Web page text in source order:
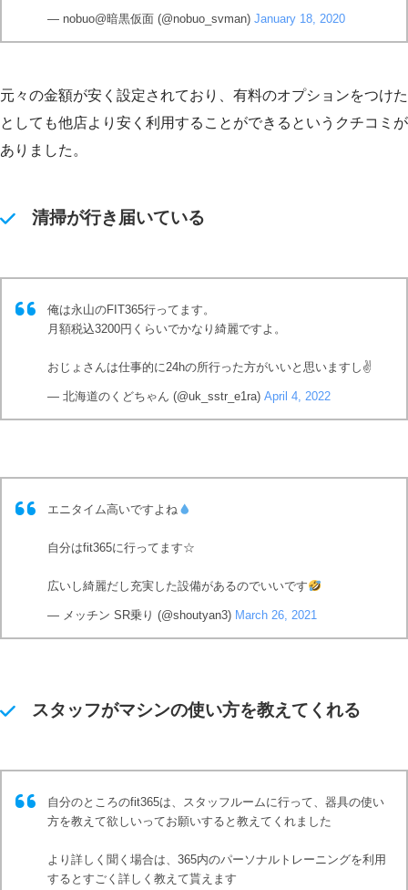
— nobuo@暗黒仮面 (@nobuo_svman) January 18, 2020
元々の金額が安く設定されており、有料のオプションをつけた
としても他店より安く利用することができるというクチコミが
ありました。
清掃が行き届いている
俺は永山のFIT365行ってます。
月額税込3200円くらいでかなり綺麗ですよ。
おじょさんは仕事的に24hの所行った方がいいと思いますし✌️
— 北海道のくどちゃん (@uk_sstr_e1ra) April 4, 2022
エニタイム高いですよね
自分はfit365に行ってます☆
広いし綺麗だし充実した設備があるのでいいです
— メッチン SR乗り (@shoutyan3) March 26, 2021
スタッフがマシンの使い方を教えてくれる
自分のところのfit365は、スタッフルームに行って、器具の使い
方を教えて欲しいってお願いすると教えてくれました
より詳しく聞く場合は、365内のパーソナルトレーニングを利用
するとすごく詳しく教えて貰えます